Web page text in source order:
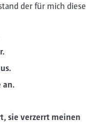
der für mich diese
an.
sie verzerrt meinen